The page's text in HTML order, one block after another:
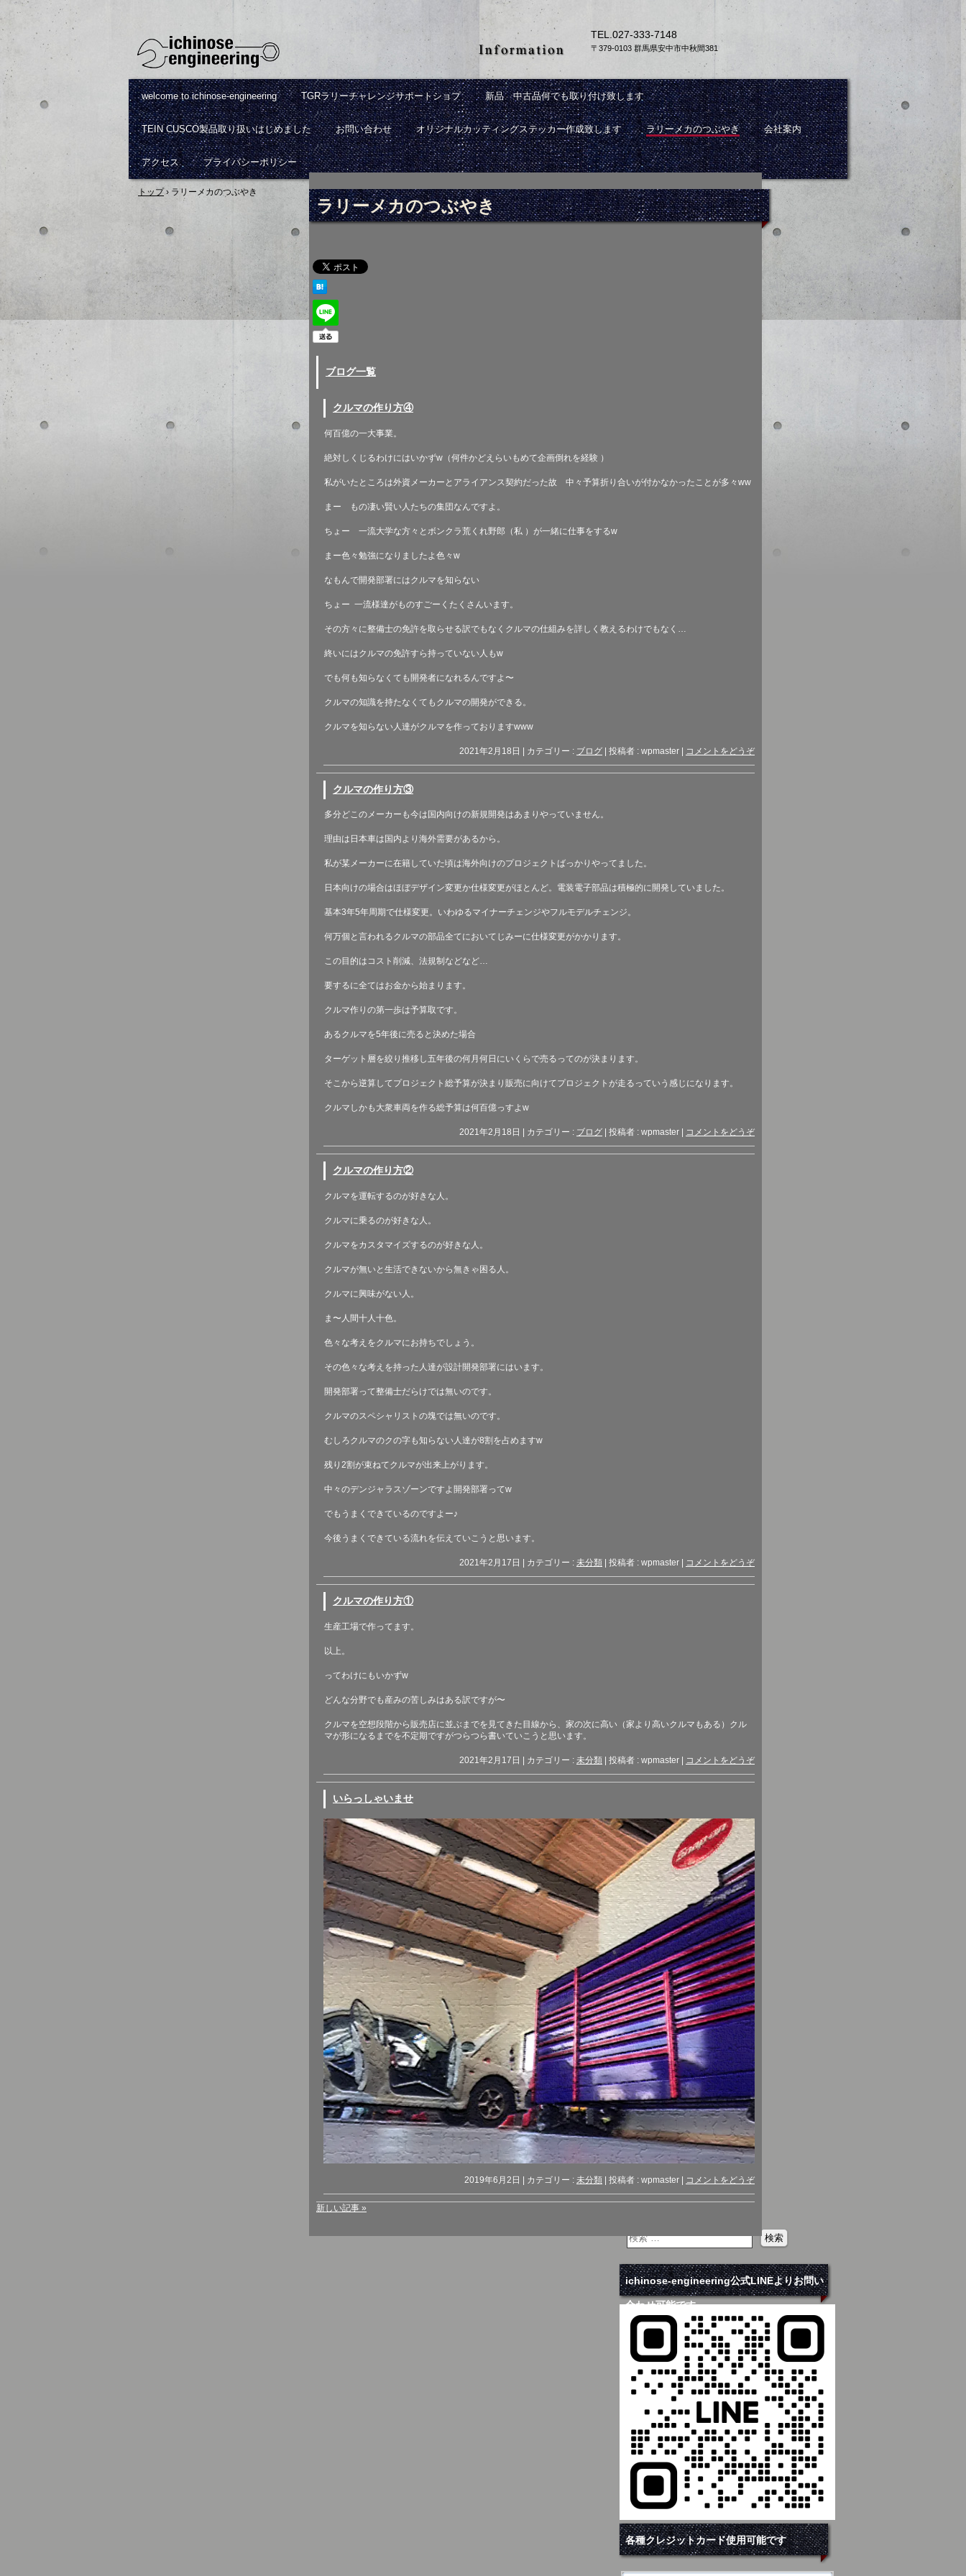
TEL. 027-333-7148
〒379-0103 群馬県安中市中秋間381
welcome to ichinose-engineering TGRラリーチャレンジサポートショプ 新品 中古品何でも取り付け致します
TEIN CUSCO製品取り扱いはじめました お問い合わせ オリジナルカッティングステッカー作成致します ラリーメカのつぶやき 会社案内
アクセス プライバシーポリシー
トップ › ラリーメカのつぶやき
ラリーメカのつぶやき
ブログ一覧
クルマの作り方④
何百億の一大事業。
絶対しくじるわけにはいかずw （何件かどえらいもめて企画倒れを経験 ）
私がいたところは外資メーカーとアライアンス契約だった故 中々予算折り合いが付かなかったことが多々ww
まー もの凄い賢い人たちの集団なんですよ。
ちょー 一流大学な方々とボンクラ荒くれ野郎（私 ）が一緒に仕事をするw
まー色々勉強になりましたよ色々w
なもんで開発部署にはクルマを知らない
ちょー 一流様達がものすごーくたくさんいます。
その方々に整備士の免許を取らせる訳でもなくクルマの仕組みを詳しく教えるわけでもなく
終いにはクルマの免許すら持っていない人もw
でも何も知らなくても開発者になれるんですよ〜
クルマの知識を持たなくてもクルマの開発ができる。
クルマを知らない人達がクルマを作っておりますwww
2021年2月18日 | カテゴリー : ブログ | 投稿者 : wpmaster | コメントをどうぞ
クルマの作り方③
多分どこのメーカーも今は国内向けの新規開発はあまりやっていません。
理由は日本車は国内より海外需要があるから。
私が某メーカーに在籍していた頃は海外向けのプロジェクトばっかりやってました。
日本向けの場合はほぼデザイン変更か仕様変更がほとんど。電装電子部品は積極的に開発していました。
基本3年5年周期で仕様変更。いわゆるマイナーチェンジやフルモデルチェンジ。
何万個と言われるクルマの部品全てにおいてじみーに仕様変更がかかります。
この目的はコスト削減、法規制などなど…
要するに全てはお金から始まります。
クルマ作りの第一歩は予算取です。
あるクルマを5年後に売ると決めた場合
ターゲット層を絞り推移し五年後の何月何日にいくらで売るってのが決まります。
そこから逆算してプロジェクト総予算が決まり販売に向けてプロジェクトが走るっていう感じになります。
クルマしかも大衆車両を作る総予算は何百億っすよw
2021年2月18日 カテゴリー : ブログ 投稿者 : wpmaster コメントをどうぞ
クルマの作り方②
クルマを運転するのが好きな人。
クルマに乗るのが好きな人。
クルマをカスタマイズするのが好きな人。
クルマが無いと生活できないから無きゃ困る人。
クルマに興味がない人。
ま〜人間十人十色。
色々な考えをクルマにお持ちでしょう。
その色々な考えを持った人達が設計開発部署にはいます。
開発部署って整備士だらけでは無いのです。
クルマのスペシャリストの塊では無いのです。
むしろクルマのクの字も知らない人達が8割を占めますw
残り2割が束ねてクルマが出来上がります。
中々のデンジャラスゾーンですよ開発部署ってw
でもうまくできているのですよー♪
今後うまくできている流れを伝えていこうと思います。
2021年2月17日 カテゴリー : 未分類 投稿者 : wpmaster コメントをどうぞ
クルマの作り方①
生産工場で作ってます。
以上。
ってわけにもいかずw
どんな分野でも産みの苦しみはある訳ですが〜
クルマを空想段階から販売店に並ぶまでを見てきた目線から、家の次に高い（家より高いクルマもある ）クル
マが形になるまでを不定期ですがつらつら書いていこうと思います。
2021年2月17日 カテゴリー : 未分類 投稿者 : wpmaster コメントをどうぞ
いらっしゃいませ
2019年6月2日 | カテゴリー : 未分類 | 投稿者 : wpmaster | コメントをどうぞ
新しい記事 »
ichinose-engineering公式LINEよりお問い
合わせ可能です
各種クレジットカード使用可能です